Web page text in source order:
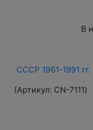
В
СССР 1961-1991
(Артикул: СN-7111)